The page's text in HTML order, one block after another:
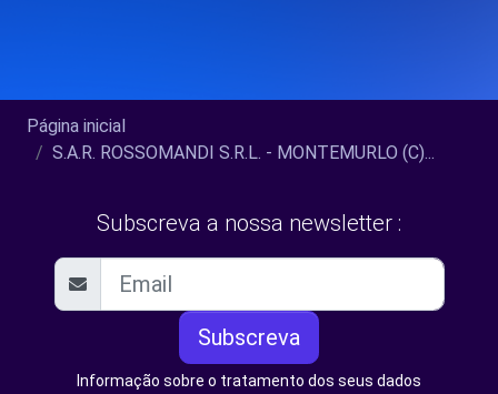
Página inicial
S.A.R. ROSSOMANDI S.R.L. - MONTEMURLO (C)...
Subscreva a nossa newsletter :
Subscreva
Informação sobre o tratamento dos seus dados